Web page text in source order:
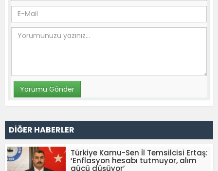
DİĞER HABERLER
Türkiye Kamu-Sen İl Temsilcisi Ertaş:
‘Enflasyon hesabı tutmuyor, alım
gücü düşüyor’